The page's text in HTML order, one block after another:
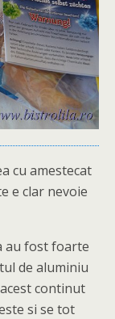
cu amestecat
e clar nevoie
au fost foarte
de aluminiu
continut
si se tot